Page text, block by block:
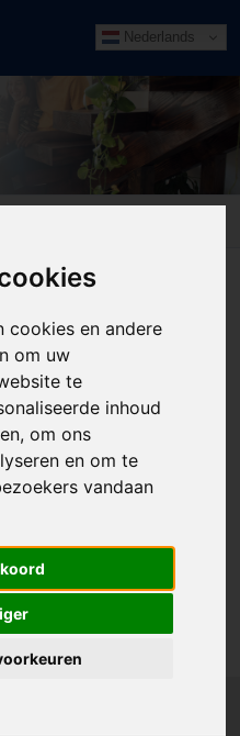
cookies en andere
om uw
te
inhoud
om ons
en om te
vandaan
Nederlands